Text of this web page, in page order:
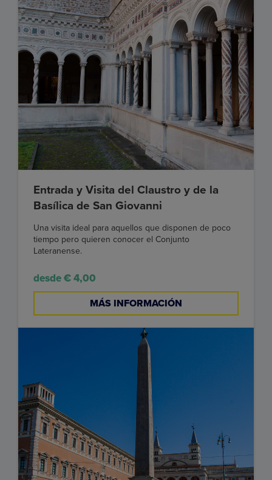
Entrada y Visita del Claustro y de la
Basílica de San Giovanni
Una visita ideal para aquellos que disponen de poco
tiempo pero quieren conocer el Conjunto
Lateranense.
desde € 4,00
MÁS INFORMACIÓN